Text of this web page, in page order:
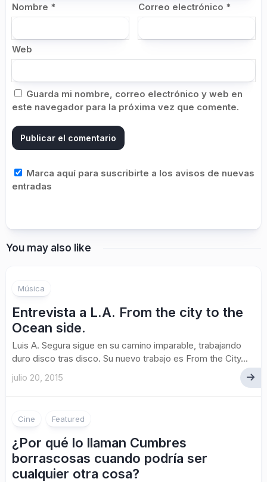
Nombre * Correo electrónico *
Web
Guarda mi nombre, correo electrónico y web en
este navegador para la próxima vez que comente.
Marca aquí para suscribirte a los avisos de nuevas
entradas
You may also like
Música
Entrevista a L.A. From the city to the
Ocean side.
Luis A. Segura sigue en su camino imparable, trabajando
duro disco tras disco. Su nuevo trabajo es From the City...
julio 20, 2015
Cine Featured
¿Por qué lo llaman Cumbres
borrascosas cuando podría ser
cualquier otra cosa?